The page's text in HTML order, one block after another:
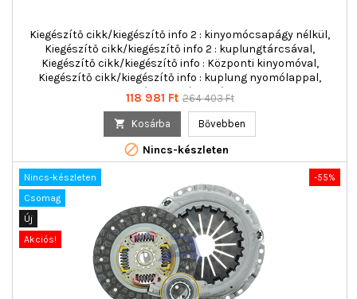
Kiegészítő cikk/kiegészítő info 2 : kinyomócsapágy nélkül,
Kiegészítő cikk/kiegészítő info 2 : kuplungtárcsával,
Kiegészítő cikk/kiegészítő info : Központi kinyomóval,
Kiegészítő cikk/kiegészítő info : kuplung nyomólappal,
többrészes : háromrészes
Ár
118 981 Ft Normál
264 403 Ft
 Kosárba Bővebben
 Nincs-készleten
-55%
Nincs-készleten
Csomag
Új
Akciós!